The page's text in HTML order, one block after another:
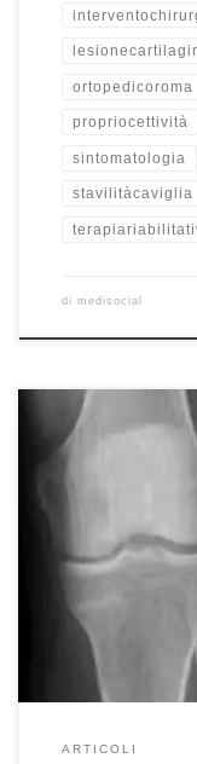
ortopedicoroma
propriocettività
sintomatologia
stavilitàcaviglia
di medisocial
Fratture da
osso spezzato con
fratture sono
una struttura
permette allo stesso
assorbire e resistere
ARTICOLI